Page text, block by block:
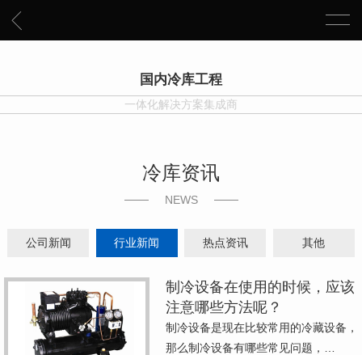
国内冷库工程
一体化解决方案集成商
冷库资讯
NEWS
公司新闻 行业新闻 热点资讯 其他
制冷设备在使用的时候，应该
注意哪些方法呢？
制冷设备是现在比较常用的冷藏设备，
那么制冷设备有哪些常见问题，…